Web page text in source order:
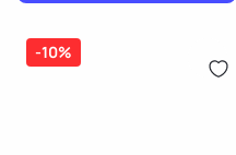
-10%